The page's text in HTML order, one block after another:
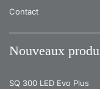
Contact
Nouveaux
SQ 300 LED Evo Plus